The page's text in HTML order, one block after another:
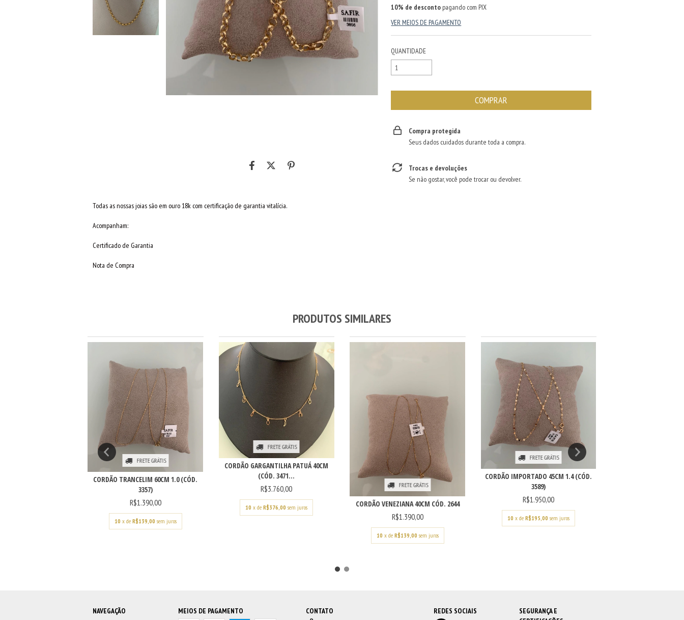
Todas as nossas joias são em ouro 18k com certificação de garantia vitalícia.
Acompanham:
Certificado de Garantia
Nota de Compra
10% de desconto pagando com PIX
VER MEIOS DE PAGAMENTO
QUANTIDADE
Compra protegida
Seus dados cuidados durante toda a compra.
Trocas e devoluções
Se não gostar, você pode trocar ou devolver.
PRODUTOS SIMILARES
FRETE GRÁTIS
CORDÃO TRANCELIM 60CM 1.0 (CÓD.
3357)
R$1.390,00
10 x de R$139,00 sem juros
FRETE GRÁTIS
CORDÃO GARGANTILHA PATUÁ 40CM
(CÓD. 3471...
R$3.760,00
10 x deR$376,00 sem juros
FRETE GRÁTIS
CORDÃO VENEZIANA 40CM CÓD. 2644
R$1.390,00
10 x de R$139,00 sem juros
FRETE GRÁTIS
CORDÃO IMPORTADO 45CM 1.4 (CÓD.
3589)
R$1.950,00
10 x deR$195,00 sem juros
NAVEGAÇÃO
MEIOS DE PAGAMENTO
CONTATO
REDES SOCIAIS
SEGURANÇA E